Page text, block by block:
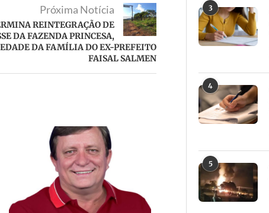
Próxima Notícia
REINTEGRAÇÃO DE
DA FAZENDA PRINCESA,
DA FAMÍLIA DO EX-PREFEITO
FAISAL SALMEN
3
4
5